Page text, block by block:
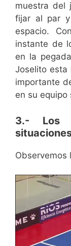
muestra del
fijar al par
espacio.
instante de
en la
Joselito esta
importante
en su equipo
3.- Los
Observemos